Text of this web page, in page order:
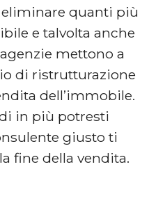
quanti più
e talvolta anche
mettono a
di ristrutturazione
dell’immobile.
in più potresti
giusto ti
fine della vendita.